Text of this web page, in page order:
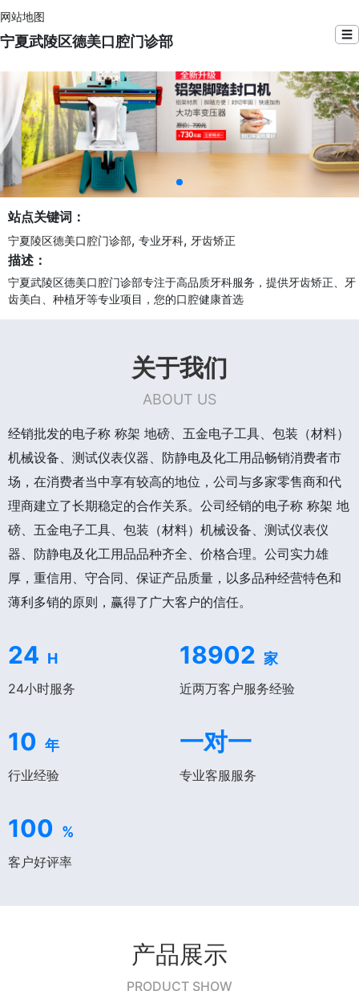
网站地图
宁夏武陵区德美口腔门诊部 ☰
站点关键词：
宁夏陵区德美口腔门诊部, 专业牙科, 牙齿矫正
描述：
宁夏武陵区德美口腔门诊部专注于高品质牙科服务，提供牙齿矫正、牙
齿美白、种植牙等专业项目，您的口腔健康首选
关于我们
ABOUT US
经销批发的电子称 称架 地磅、五金电子工具、包装（材料）
机械设备、测试仪表仪器、防静电及化工用品畅销消费者市
场，在消费者当中享有较高的地位，公司与多家零售商和代
理商建立了长期稳定的合作关系。公司经销的电子称 称架 地
磅、五金电子工具、包装（材料）机械设备、测试仪表仪
器、防静电及化工用品品种齐全、价格合理。公司实力雄
厚，重信用、守合同、保证产品质量，以多品种经营特色和
薄利多销的原则，赢得了广大客户的信任。
24 H
24小时服务
18902 家
近两万客户服务经验
10 年
行业经验
一对一
专业客服服务
100 %
客户好评率
产品展示
PRODUCT SHOW